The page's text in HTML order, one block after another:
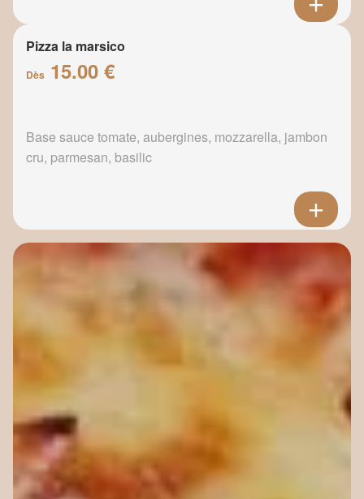
Pizza la marsico
Dès 15.00 €
Base sauce tomate, aubergines, mozzarella, jambon
cru, parmesan, basilic